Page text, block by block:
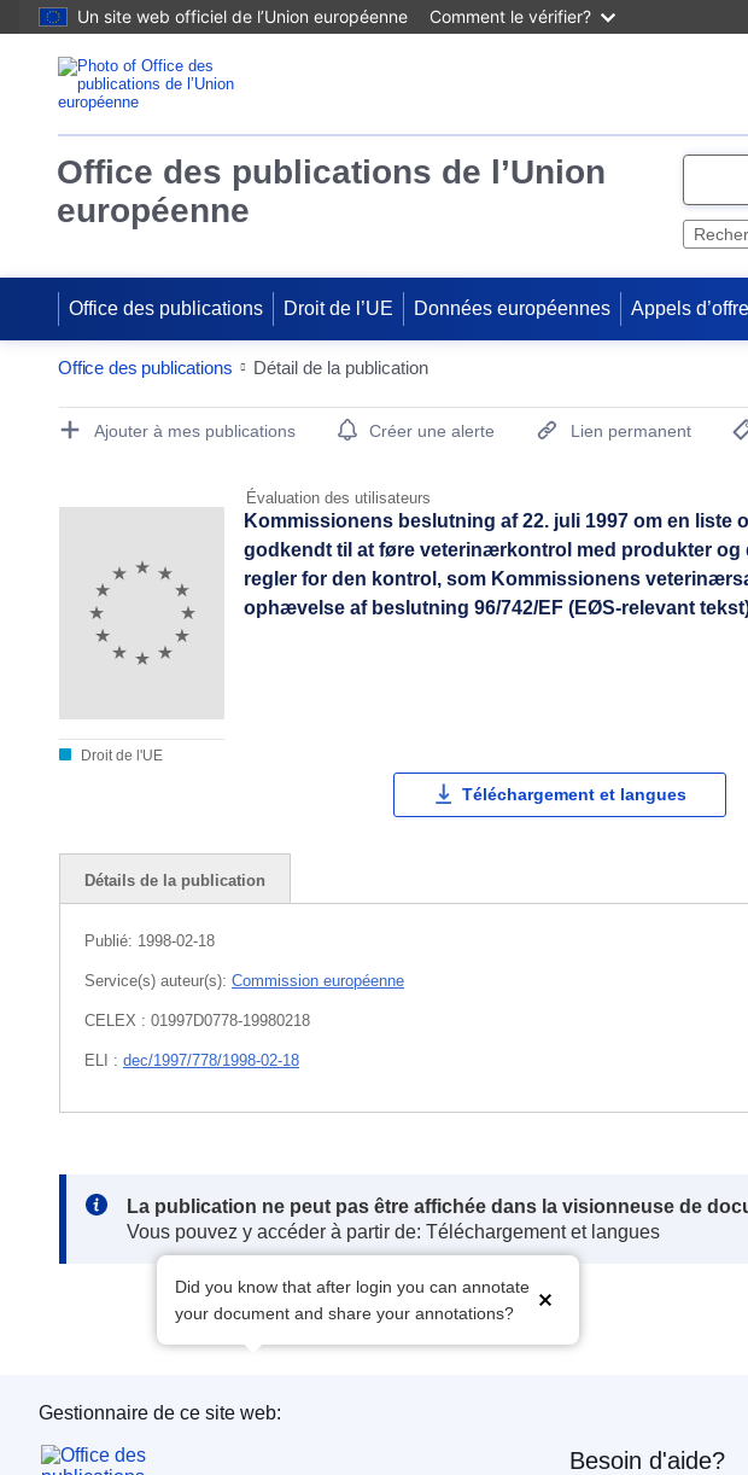
Un site web officiel de l’Union européenne Comment le vérifier?
Office des publications de l’Union
européenne
e
Office des publications Droit de l’UE Données européennes Appels
Office des publications Détail de la publication
Publication Detail Actions Portlet
Ajouter à mes publications Créer une alerte Lien permanent
Évaluation des utilisateurs
Droit de l'UE
Kommissionens beslutning af 22. juli 1997 om en
godkendt til at føre veterinærkontrol med produkter
regler for den kontrol, som Kommissionens
ophævelse af beslutning 96/742/EF (EØS-relevant
Téléchargement et langues
Détails de la publication
Publié: 1998-02-18
Service(s) auteur(s): Commission européenne
CELEX : 01997D0778-19980218
ELI : dec/1997/778/1998-02-18
Note:
La publication ne peut pas être affichée dans la visionneuse de
Vous pouvez y accéder à partir de: Téléchargement et langues
Did you know that after login you can annotate
your document and share your annotations?
Office des publications de l’Union européenne
Gestionnaire de ce site web:
Besoin d'aide?